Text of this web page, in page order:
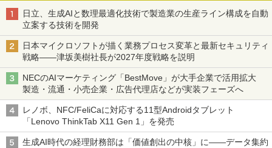
日立、生成AIと数理最適化技術で製造業の生産ライン構成を自動
立案する技術を開発
日本マイクロソフトが描く業務プロセス変革と最新セキュリティ
戦略――津坂美樹社長が2027年度戦略を説明
NECのAIマーケティング「BestMove」が大手企業で活用拡大
製造・流通・小売企業・広告代理店などが実装フェーズへ
レノボ、NFC/FeliCaに対応する11型Androidタブレット
「Lenovo ThinkTab X11 Gen 1」を発売
生成AI時代の経理財務部は「価値創出の中核」に――データ集約